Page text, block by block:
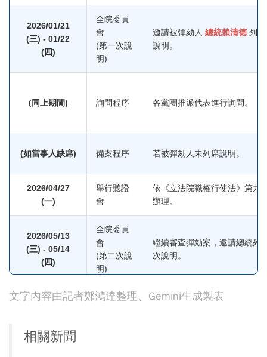
2026/01/21
(三) - 01/22
(四)
全院委員
會
(第一次說
明)
邀請被彈劾人 總統賴清德 列
說明。
(同上期間) 詢問程序 各黨團推派代表進行詢問。
(如當事人缺席) 備案程序 若被彈劾人未列席說明。
2026/04/27
(一)
舉行聽證
會
依《立法院職權行使法》第九
辦理。
2026/05/13
(三) - 05/14
(四)
全院委員
會
(第二次說
明)
繼續審查彈劾案，邀請總統列
次說明。
2026/05/19
院會表決 立法院院會進行最終
文字內容由記者鄭鴻達整理、Gemini生成製表
相關新聞